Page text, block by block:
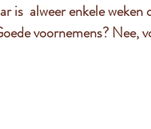
is  alweer enkele
voornemens? Nee,